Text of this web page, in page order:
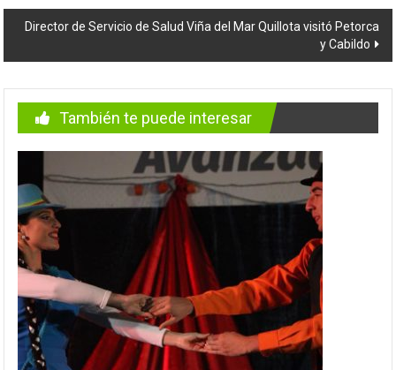
entradas
Director de Servicio de Salud Viña del Mar Quillota visitó Petorca
y Cabildo
También te puede interesar